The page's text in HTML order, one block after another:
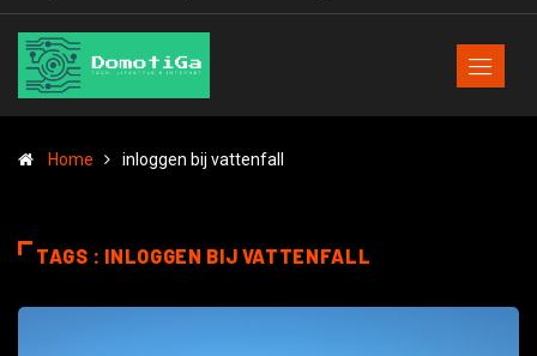
Home inloggen bij vattenfall
TAGS : INLOGGEN BIJ VATTENFALL